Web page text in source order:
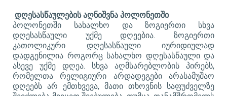
დღესასწაულების აღნიშვნა პოლონეთში
პოლონეთში სახალხო და ზოგიერთი სხვა
დღესასწაული უქმე დღეებია. ზოგიერთი
კათოლიკური დღესასწაული იურიდიულად
დადგენილია როგორც სახალხო დღესასწაული და
ასევე უქმე დღეა. სხვა აღმსარებლობის პირებს,
რომელთა რელიგიური არდადეგები არასამუშაო
დღეებს არ ემთხვევა, მათი თხოვნის საფუძველზე